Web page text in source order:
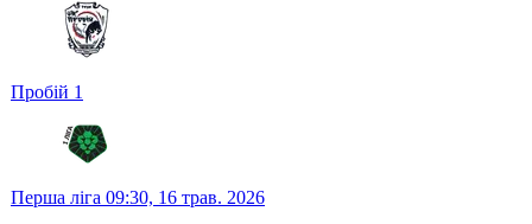
Пробій 1
Перша ліга 09:30, 16 трав. 2026